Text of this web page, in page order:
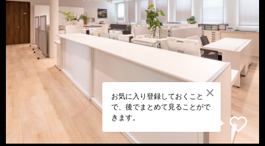
お気に入り登録しておくこと
で、後でまとめて見ることがで
きます。